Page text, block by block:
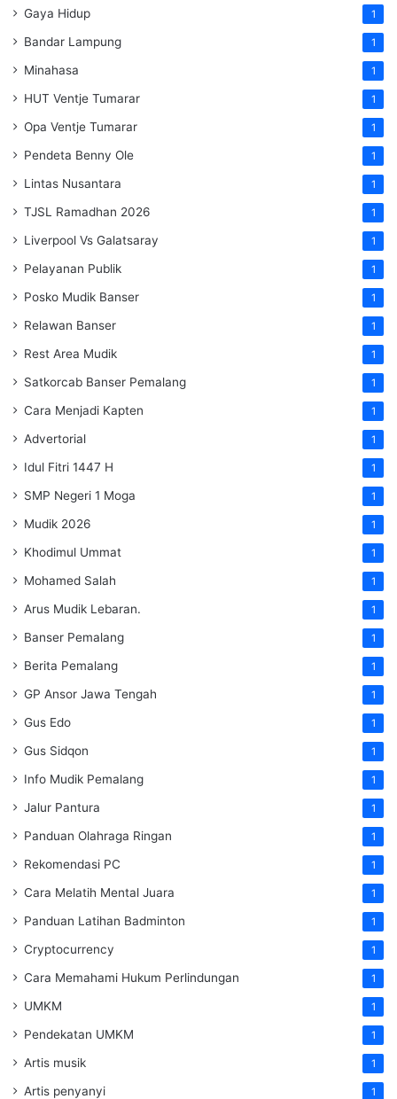
Gaya Hidup 1
Bandar Lampung 1
Minahasa 1
HUT Ventje Tumarar 1
Opa Ventje Tumarar 1
Pendeta Benny Ole 1
Lintas Nusantara 1
TJSL Ramadhan 2026 1
Liverpool Vs Galatsaray 1
Pelayanan Publik 1
Posko Mudik Banser 1
Relawan Banser 1
Rest Area Mudik 1
Satkorcab Banser Pemalang 1
Cara Menjadi Kapten 1
Advertorial 1
Idul Fitri 1447 H 1
SMP Negeri 1 Moga 1
Mudik 2026 1
Khodimul Ummat 1
Mohamed Salah 1
Arus Mudik Lebaran. 1
Banser Pemalang 1
Berita Pemalang 1
GP Ansor Jawa Tengah 1
Gus Edo 1
Gus Sidqon 1
Info Mudik Pemalang 1
Jalur Pantura 1
Panduan Olahraga Ringan 1
Rekomendasi PC 1
Cara Melatih Mental Juara 1
Panduan Latihan Badminton 1
Cryptocurrency 1
Cara Memahami Hukum Perlindungan 1
UMKM 1
Pendekatan UMKM 1
Artis musik 1
Artis penyanyi 1